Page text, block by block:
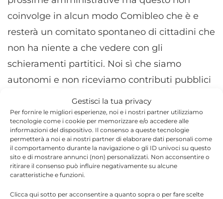
Gestisci la tua privacy
Per fornire le migliori esperienze, noi e i nostri partner utilizziamo
tecnologie come i cookie per memorizzare e/o accedere alle
informazioni del dispositivo. Il consenso a queste tecnologie
permetterà a noi e ai nostri partner di elaborare dati personali come
il comportamento durante la navigazione o gli ID univoci su questo
sito e di mostrare annunci (non) personalizzati. Non acconsentire o
ritirare il consenso può influire negativamente su alcune
caratteristiche e funzioni.
Clicca qui sotto per acconsentire a quanto sopra o per fare scelte
coinvolge in alcun modo Comibleo che è e
resterà un comitato spontaneo di cittadini che
non ha niente a che vedere con gli
schieramenti partitici. Noi sì che siamo
autonomi e non riceviamo contributi pubblici
come altri soggetti. E abbiamo il coraggio di
informare la cittadinanza su quello che
succede, senza farci intimorire da
chicchessia”.